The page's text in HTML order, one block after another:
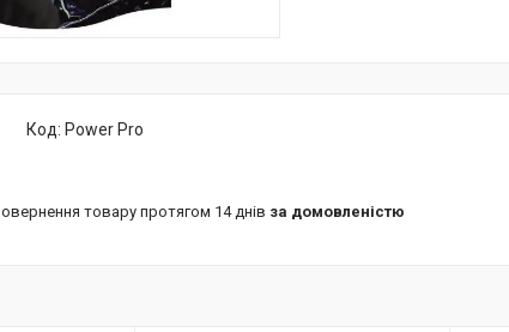
Код: Power Pro
повернення товару протягом 14 днів за домовленістю